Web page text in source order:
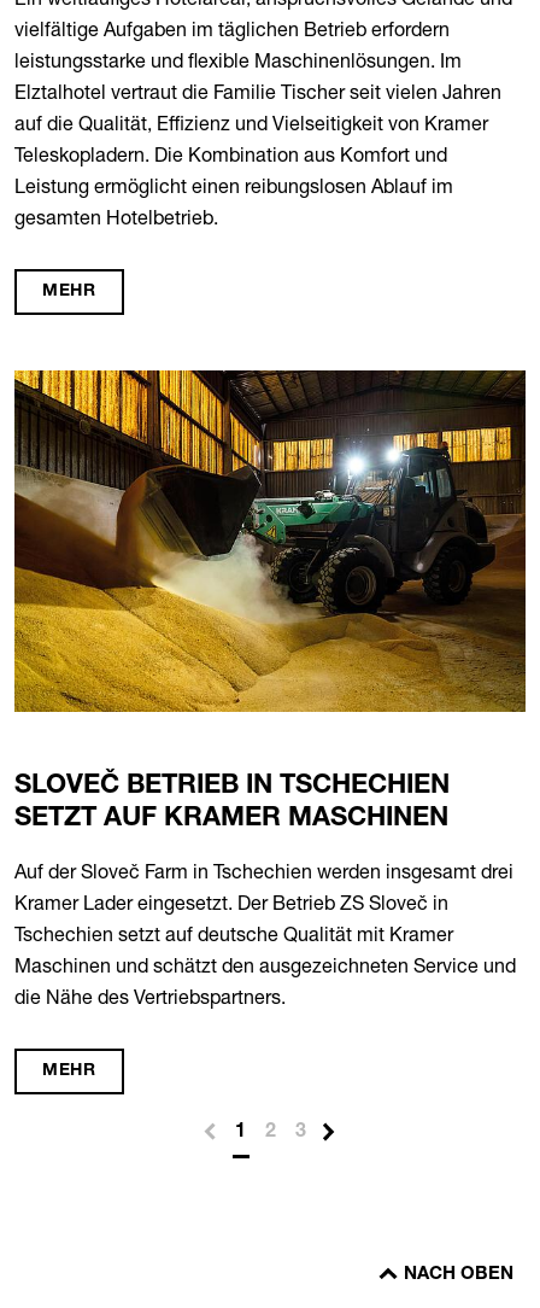
vielfältige Aufgaben im täglichen Betrieb erfordern
leistungsstarke und flexible Maschinenlösungen. Im
Elztalhotel vertraut die Familie Tischer seit vielen Jahren
auf die Qualität, Effizienz und Vielseitigkeit von Kramer
Teleskopladern. Die Kombination aus Komfort und
Leistung ermöglicht einen reibungslosen Ablauf im
gesamten Hotelbetrieb.
MEHR
SLOVEČ BETRIEB IN TSCHECHIEN
SETZT AUF KRAMER MASCHINEN
Auf der Sloveč Farm in Tschechien werden insgesamt drei
Kramer Lader eingesetzt. Der Betrieb ZS Sloveč in
Tschechien setzt auf deutsche Qualität mit Kramer
Maschinen und schätzt den ausgezeichneten Service und
die Nähe des Vertriebspartners.
MEHR
1 2 3
NACH OBEN